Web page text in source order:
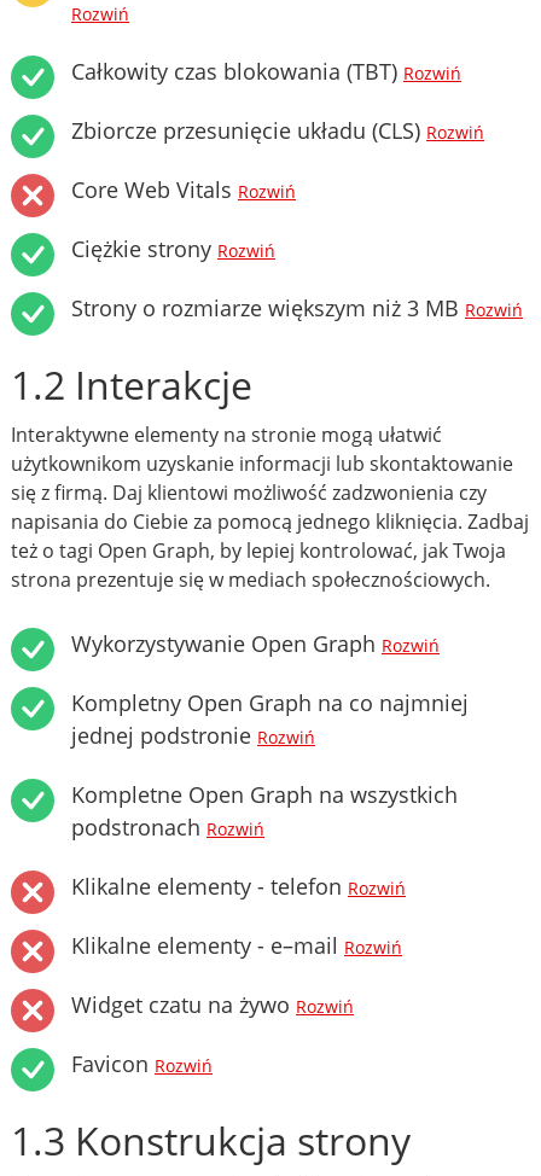
Rozwiń
Całkowity czas blokowania (TBT) Rozwiń
Zbiorcze przesunięcie układu (CLS) Rozwiń
Core Web Vitals Rozwiń
Ciężkie strony Rozwiń
Strony o rozmiarze większym niż 3 MB Rozwiń
1.2 Interakcje
Interaktywne elementy na stronie mogą ułatwić
użytkownikom uzyskanie informacji lub skontaktowanie
się z firmą. Daj klientowi możliwość zadzwonienia czy
napisania do Ciebie za pomocą jednego kliknięcia. Zadbaj
też o tagi Open Graph, by lepiej kontrolować, jak Twoja
strona prezentuje się w mediach społecznościowych.
Wykorzystywanie Open Graph Rozwiń
Kompletny Open Graph na co najmniej
jednej podstronie Rozwiń
Kompletne Open Graph na wszystkich
podstronach Rozwiń
Klikalne elementy - telefon Rozwiń
Klikalne elementy - e–mail Rozwiń
Widget czatu na żywo Rozwiń
Favicon Rozwiń
1.3 Konstrukcja strony